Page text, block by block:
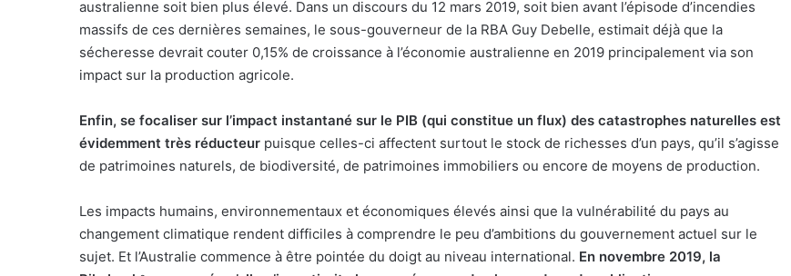
australienne soit bien plus élevé. Dans un discours du 12 mars 2019, soit bien avant l’épisode d’incendies
massifs de ces dernières semaines, le sous-gouverneur de la RBA Guy Debelle, estimait déjà que la
sécheresse devrait couter 0,15% de croissance à l’économie australienne en 2019 principalement via son
impact sur la production agricole.
Enfin, se focaliser sur l’impact instantané sur le PIB (qui constitue un flux) des catastrophes naturelles est
évidemment très réducteur puisque celles-ci affectent surtout le stock de richesses d’un pays, qu’il s’agisse
de patrimoines naturels, de biodiversité, de patrimoines immobiliers ou encore de moyens de production.
Les impacts humains, environnementaux et économiques élevés ainsi que la vulnérabilité du pays au
changement climatique rendent difficiles à comprendre le peu d’ambitions du gouvernement actuel sur le
sujet. Et l’Australie commence à être pointée du doigt au niveau international. En novembre 2019, la